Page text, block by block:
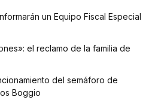
un Equipo Fiscal Especial
el reclamo de la familia de
del semáforo de
Boggio